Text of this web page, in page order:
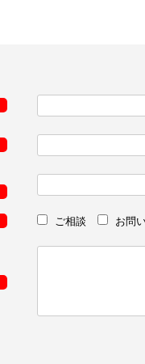
ご相談 お問